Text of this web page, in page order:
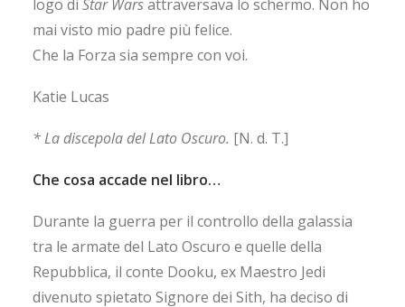
logo di Star Warsattraversava lo schermo. Non ho
mai visto mio padre più felice.
Che la Forza sia sempre con voi.
Katie Lucas
* La discepola del Lato Oscuro. [N. d. T.]
Che cosa accade nel libro…
Durante la guerra per il controllo della galassia
tra le armate del Lato Oscuro e quelle della
Repubblica, il conte Dooku, ex Maestro Jedi
divenuto spietato Signore dei Sith, ha deciso di